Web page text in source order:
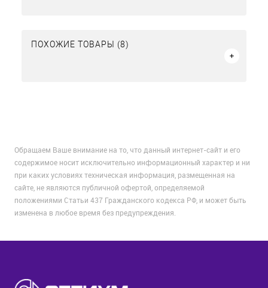
ПОХОЖИЕ ТОВАРЫ (8)
Обращаем Ваше внимание на то, что данный интернет-сайт и его
содержимое носит исключительно информационный характер и ни
при каких условиях техническая информация, размещенная на
сайте, не являются публичной офертой, определяемой
положениями Статьи 437 Гражданского кодекса РФ, и может быть
изменена в любое время без предупреждения.